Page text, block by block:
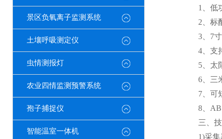
景区负氧离子监测系统
土壤呼吸测定仪
虫情测报灯
农业四情监测预警系统
孢子捕捉仪
智能温室一体机
1、低功
2、标配
3、7寸
4、支持
5、太阳
6、三米
7、可短
8、ABS
三、技
1)采集器